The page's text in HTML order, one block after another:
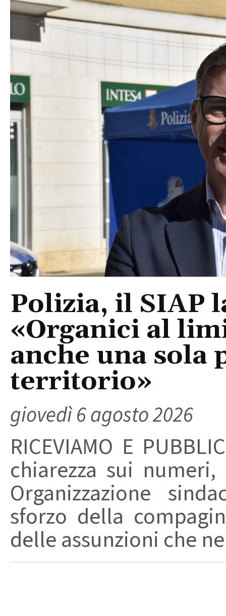
Polizia, il SIAP
«Organici al
anche una sola
territorio»
giovedì 6 agosto 2026
RICEVIAMO E
chiarezza sui
Organizzazione
sforzo della
delle assunzioni che